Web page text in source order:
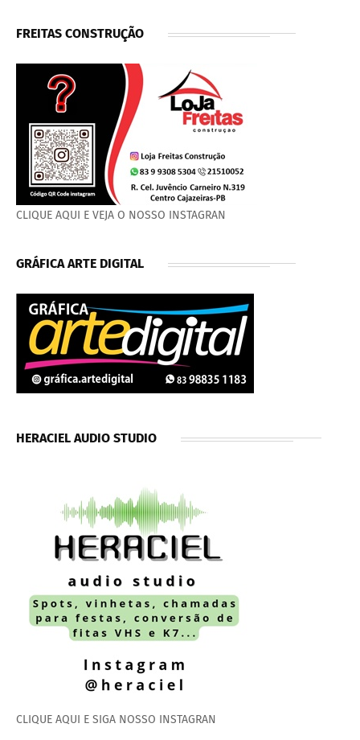
FREITAS CONSTRUÇÃO
CLIQUE AQUI E VEJA O NOSSO INSTAGRAN
GRÁFICA ARTE DIGITAL
HERACIEL AUDIO STUDIO
CLIQUE AQUI E SIGA NOSSO INSTAGRAN